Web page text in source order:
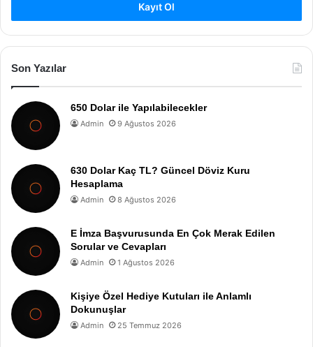
Kayıt Ol
Son Yazılar
650 Dolar ile Yapılabilecekler
Admin 9 Ağustos 2026
630 Dolar Kaç TL? Güncel Döviz Kuru
Hesaplama
Admin 8 Ağustos 2026
E İmza Başvurusunda En Çok Merak Edilen
Sorular ve Cevapları
Admin 1 Ağustos 2026
Kişiye Özel Hediye Kutuları ile Anlamlı
Dokunuşlar
Admin 25 Temmuz 2026